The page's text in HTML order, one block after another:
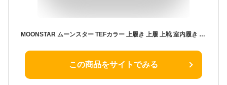
MOONSTAR ムーンスター TEFカラー 上履き 上履 上靴 室内履き 学校 スクール 日本製 抗菌防臭 テフロン加工 ホワイトソール 白底 バレーシューズ ゴムバンド バレエシューズ /ST
この商品をサイトでみる